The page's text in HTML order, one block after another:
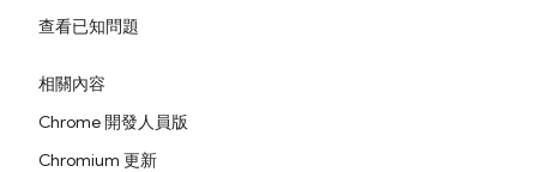
查看已知問題
相關內容
Chrome 開發人員版
Chromium 更新